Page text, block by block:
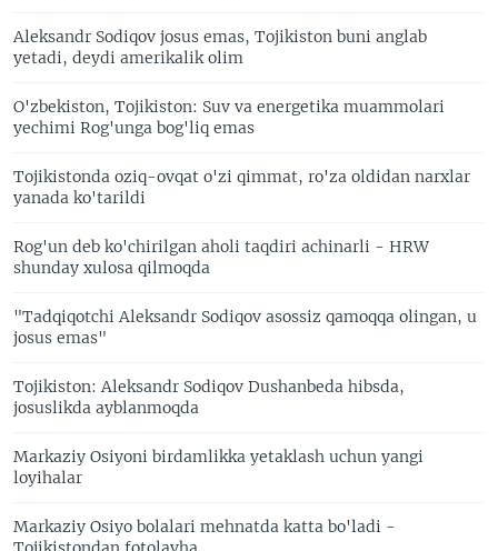
Aleksandr Sodiqov josus emas, Tojikiston buni anglab
yetadi, deydi amerikalik olim
O'zbekiston, Tojikiston: Suv va energetika muammolari
yechimi Rog'unga bog'liq emas
Tojikistonda oziq-ovqat o'zi qimmat, ro'za oldidan narxlar
yanada ko'tarildi
Rog'un deb ko'chirilgan aholi taqdiri achinarli - HRW
shunday xulosa qilmoqda
"Tadqiqotchi Aleksandr Sodiqov asossiz qamoqqa olingan, u
josus emas"
Tojikiston: Aleksandr Sodiqov Dushanbeda hibsda,
josuslikda ayblanmoqda
Markaziy Osiyoni birdamlikka yetaklash uchun yangi
loyihalar
Markaziy Osiyo bolalari mehnatda katta bo'ladi -